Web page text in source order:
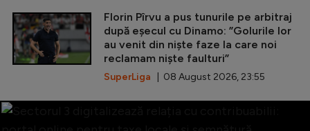
Florin Pîrvu a pus tunurile pe arbitraj
după eșecul cu Dinamo: ”Golurile lor
au venit din niște faze la care noi
reclamam niște faulturi”
SuperLiga | 08 August 2026, 23:55